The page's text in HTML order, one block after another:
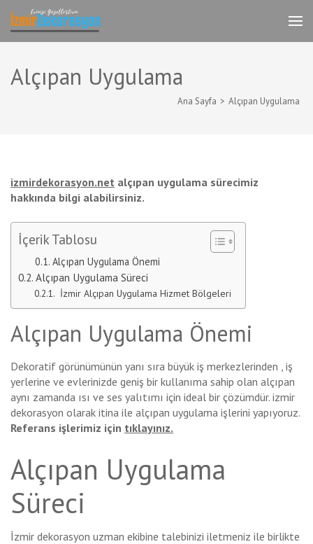
atla
basın)
İzmir Tadilat Dekorasyon
İzmir Dekorasyon Komple Ev,Daire,İşyeri
Dekorasyonu
Alçıpan Uygulama
Ana Sayfa > Alçıpan Uygulama
izmirdekorasyon.net alçıpan uygulama sürecimiz
hakkında bilgi alabilirsiniz.
İçerik Tablosu
Alçıpan Uygulama Önemi
Alçıpan Uygulama Süreci
İzmir Alçıpan Uygulama Hizmet Bölgeleri
Alçıpan Uygulama Önemi
Dekoratif görünümünün yanı sıra büyük iş merkezlerinden , iş
yerlerine ve evlerinizde geniş bir kullanıma sahip olan alçıpan
aynı zamanda ısı ve ses yalıtımı için ideal bir çözümdür. izmir
dekorasyon olarak itina ile alçıpan uygulama işlerini yapıyoruz.
Referans işlerimiz için tıklayınız.
Alçıpan Uygulama
Süreci
İzmir dekorasyon uzman ekibine talebinizi iletmeniz ile birlikte